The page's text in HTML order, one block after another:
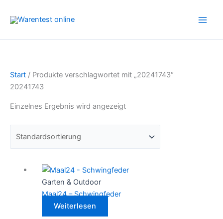
Inhalt
Start / Produkte verschlagwortet mit „20241743“
20241743
Einzelnes Ergebnis wird angezeigt
Garten & Outdoor
Maal24 – Schwingfeder
Weiterlesen